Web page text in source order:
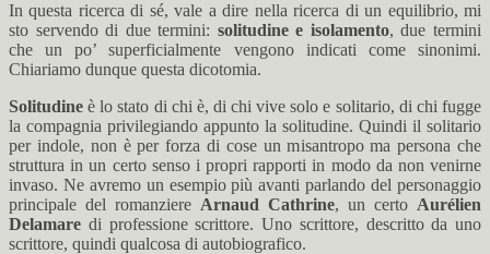
In questa ricerca di sé, vale a dire nella ricerca di un equilibrio, mi
sto servendo di due termini: solitudine e isolamento, due termini
che un po’ superficialmente vengono indicati come sinonimi.
Chiariamo dunque questa dicotomia.
Solitudine è lo stato di chi è, di chi vive solo e solitario, di chi fugge
la compagnia privilegiando appunto la solitudine. Quindi il solitario
per indole, non è per forza di cose un misantropo ma persona che
struttura in un certo senso i propri rapporti in modo da non venirne
invaso. Ne avremo un esempio più avanti parlando del personaggio
principale del romanziere Arnaud Cathrine, un certo Aurélien
Delamare di professione scrittore. Uno scrittore, descritto da uno
scrittore, quindi qualcosa di autobiografico.